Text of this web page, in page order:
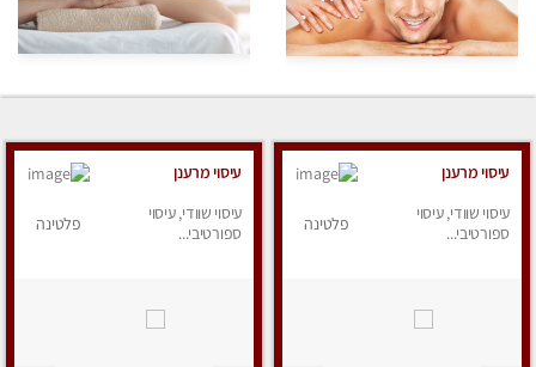
עיסוי מרענן
עיסוי שוודי, עיסוי
ספורטיבי...
פלטינה
עיסוי מרענן
עיסוי שוודי, עיסוי
ספורטיבי...
פלטינה